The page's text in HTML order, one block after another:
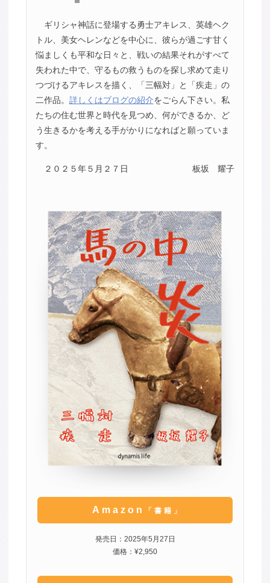
ギリシャ神話に登場する勇士アキレス、英雄ヘク
トル、美女ヘレンなどを中心に、彼らが過ごす甘く
悩ましくも平和な日々と、戦いの結果それがすべて
失われた中で、守るもの救うものを探し求めて走り
つづけるアキレスを描く、「三幅対」と「疾走」の
二作品。 詳しくはブログの紹介をごらん下さい。私
たちの住む世界と時代を見つめ、何ができるか、ど
う生きるかを考える手がかりになればと願っていま
す。
２０２５年５月２７日 板坂 耀子
Amazon 「書籍」
発売日：2025年5月27日
価格：¥2,950